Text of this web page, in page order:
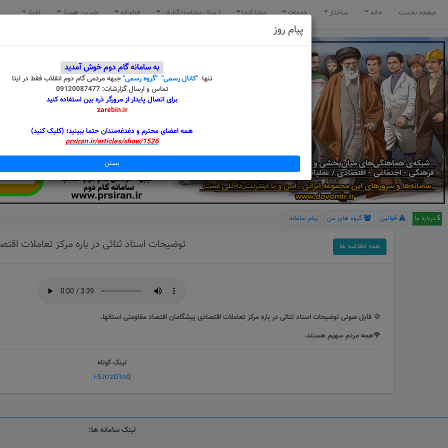
صفحه نخست خانه ساختار خدمات مشارکتها ارسال مشاوره/گزارش فناورانه خیرین همیار اخبار
درباره ما قوانین گروه های من پیام سامانه
همه اطلاعیه ها توضیحات استاد ثنائی در باره مرکز تعاملات
💠 فایل صوتی توضیحات استاد ثنائی در باره مرکز تعاملات اقتصادی پیشگامان اقتصاد مقاومتی استانها.
🌹همه مردم سهیم هستند.
لینک کوتاه
i-5.ir/zD1nQ
لینک سامانه ها:
پیام روز
به سامانه گام دوم خوش آمدید
تنها"کانال رسمی" "گروه رسمی"جبهه مردمی گام دوم انقلابفقط در ایتا
تماس و ارسال گزارشات: 09120087477
برای اتصال پایدار از مرورگر ذره بین استفاده کنید
zarebin.ir
همه اعضای محترم و دغدغه‌مندان حتما ببینید؛ (کلیک کنید)
prsiran.ir/articles/show/1526
بستن